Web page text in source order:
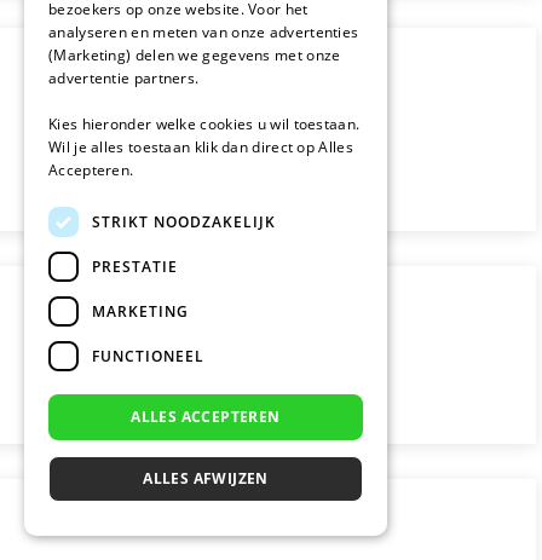
bezoekers op onze website. Voor het
analyseren en meten van onze advertenties
(Marketing) delen we gegevens met onze
advertentie partners.
Kies hieronder welke cookies u wil toestaan.
Wil je alles toestaan klik dan direct op Alles
Accepteren.
STRIKT NOODZAKELIJK
PRESTATIE
MARKETING
FUNCTIONEEL
ALLES ACCEPTEREN
ALLES AFWIJZEN